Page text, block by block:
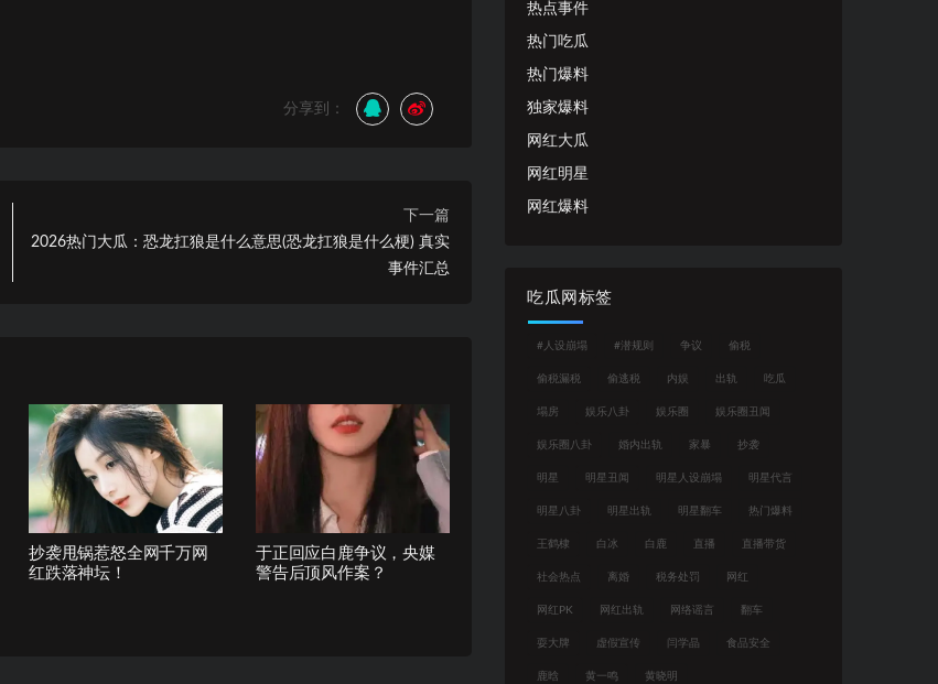
分享到：
下一篇
2026热门大瓜：恐龙扛狼是什么意思(恐龙扛狼是什么梗) 真实
事件汇总
抄袭甩锅惹怒全网千万网
红跌落神坛！
于正回应白鹿争议，央媒
警告后顶风作案？
热点事件
热门吃瓜
热门爆料
独家爆料
网红大瓜
网红明星
网红爆料
吃瓜网标签
#人设崩塌 #潜规则 争议 偷税
偷税漏税 偷逃税 内娱 出轨 吃瓜
塌房 娱乐八卦 娱乐圈 娱乐圈丑闻
娱乐圈八卦 婚内出轨 家暴 抄袭
明星 明星丑闻 明星人设崩塌 明星代言
明星八卦 明星出轨 明星翻车 热门爆料
王鹤棣 白冰 白鹿 直播 直播带货
社会热点 离婚 税务处罚 网红
网红PK 网红出轨 网络谣言 翻车
耍大牌 虚假宣传 闫学晶 食品安全
鹿晗 黄一鸣 黄晓明